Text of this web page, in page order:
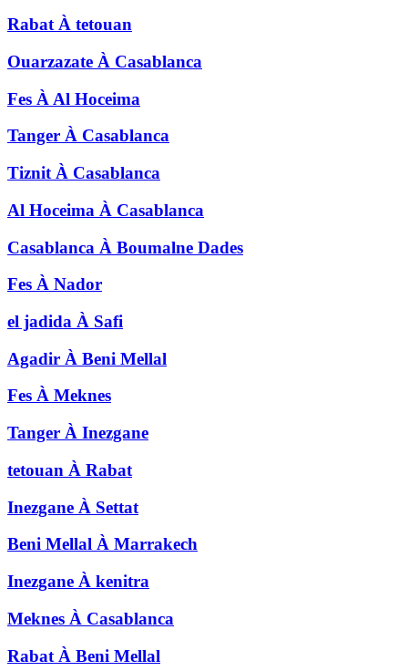
Rabat À tetouan
Ouarzazate À Casablanca
Fes À Al Hoceima
Tanger À Casablanca
Tiznit À Casablanca
Al Hoceima À Casablanca
Casablanca À Boumalne Dades
Fes À Nador
el jadida À Safi
Agadir À Beni Mellal
Fes À Meknes
Tanger À Inezgane
tetouan À Rabat
Inezgane À Settat
Beni Mellal À Marrakech
Inezgane À kenitra
Meknes À Casablanca
Rabat À Beni Mellal